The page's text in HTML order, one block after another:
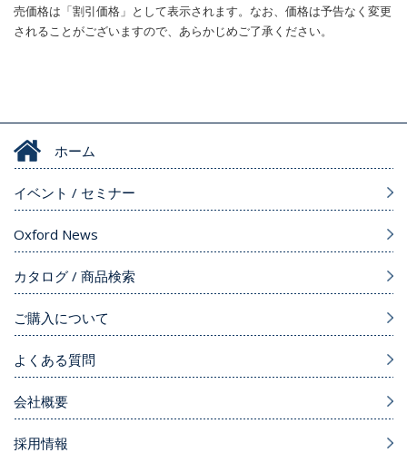
売価格は「割引価格」として表示されます。なお、価格は予告なく変更
されることがございますので、あらかじめご了承ください。
ホーム
イベント / セミナー
Oxford News
カタログ / 商品検索
ご購入について
よくある質問
会社概要
採用情報